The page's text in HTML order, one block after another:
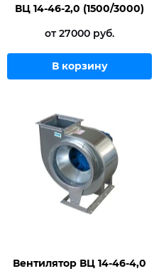
ВЦ 14-46-2,0 (1500/3000)
от 27000 руб.
В корзину
Вентилятор ВЦ 14-46-4,0